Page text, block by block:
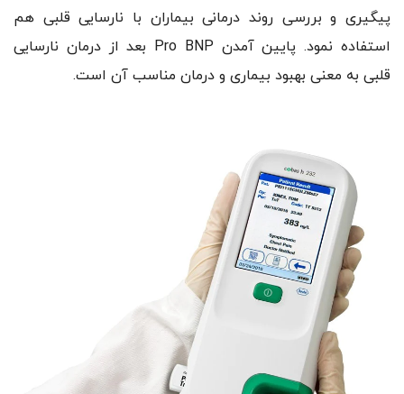
پیگیری و بررسی روند درمانی بیماران با نارسایی قلبی هم
استفاده نمود. پایین آمدن Pro BNP بعد از درمان نارسایی
قلبی به معنی بهبود بیماری و درمان مناسب آن است.